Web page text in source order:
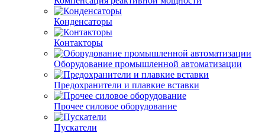
Конденсаторы
Контакторы
Оборудование промышленной автоматизации
Предохранители и плавкие вставки
Прочее силовое оборудование
Пускатели